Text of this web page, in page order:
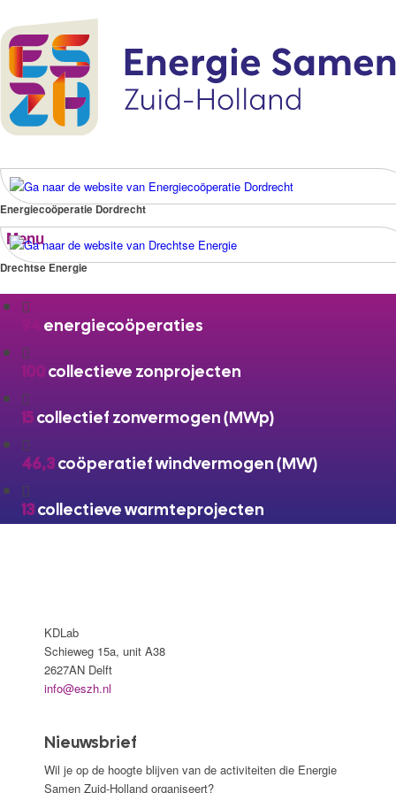
Menu
Energiecoöperatie Dordrecht
Drechtse Energie
energiecoöperaties
100collectieve zonprojecten
15collectief zonvermogen (MWp)
46,3coöperatief windvermogen (MW)
13collectieve warmteprojecten
KDLab
Schieweg 15a, unit A38
2627AN Delft
info@eszh.nl
Nieuwsbrief
Wil je op de hoogte blijven van de activiteiten die Energie
Samen Zuid-Holland organiseert?